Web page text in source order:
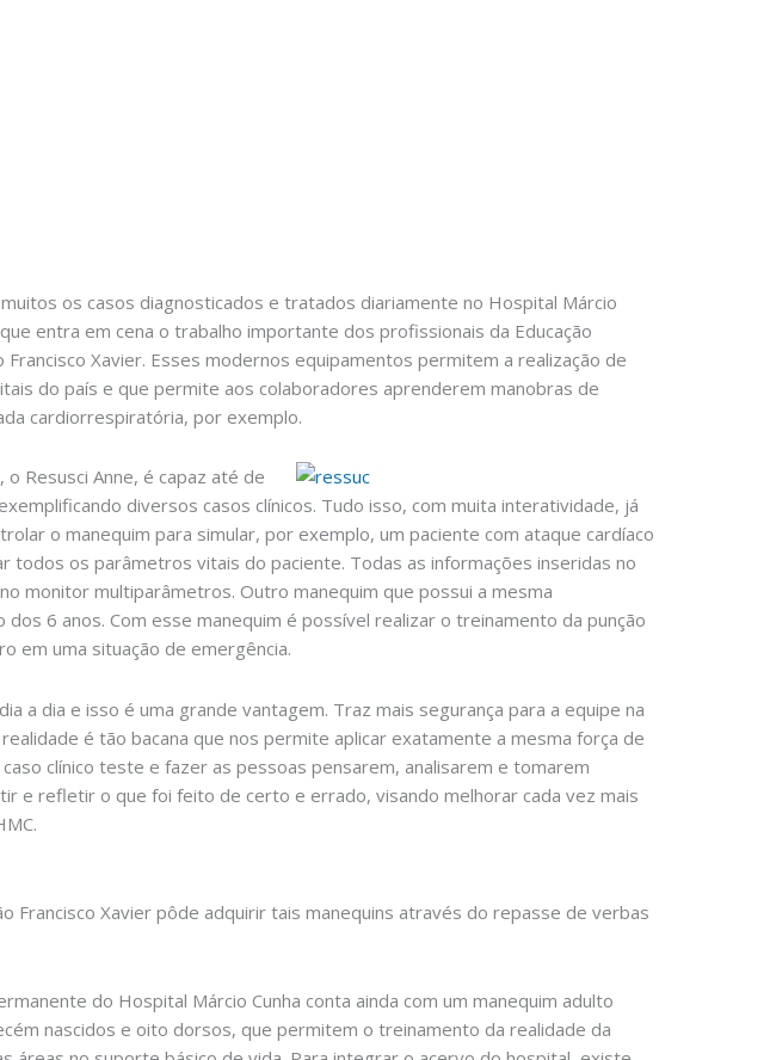
os casos diagnosticados e tratados diariamente no Hospital Márcio
entra em cena o trabalho importante dos profissionais da Educação
Xavier. Esses modernos equipamentos permitem a realização de
do país e que permite aos colaboradores aprenderem manobras de
cardiorrespiratória, por exemplo.
Resusci Anne, é capaz até de
diversos casos clínicos. Tudo isso, com muita interatividade, já
o manequim para simular, por exemplo, um paciente com ataque cardíaco
todos os parâmetros vitais do paciente. Todas as informações inseridas no
monitor multiparâmetros. Outro manequim que possui a mesma
6 anos. Com esse manequim é possível realizar o treinamento da punção
em uma situação de emergência.
a dia e isso é uma grande vantagem. Traz mais segurança para a equipe na
é tão bacana que nos permite aplicar exatamente a mesma força de
clínico teste e fazer as pessoas pensarem, analisarem e tomarem
e refletir o que foi feito de certo e errado, visando melhorar cada vez mais
Francisco Xavier pôde adquirir tais manequins através do repasse de verbas
do Hospital Márcio Cunha conta ainda com um manequim adulto
nascidos e oito dorsos, que permitem o treinamento da realidade da